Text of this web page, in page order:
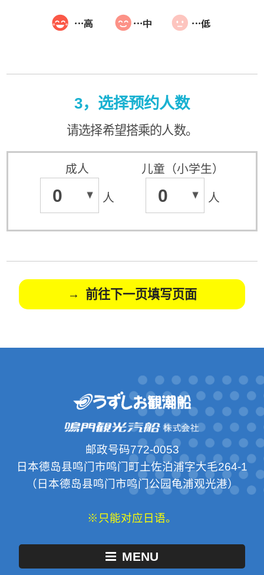
3，选择预约人数
请选择希望搭乘的人数。
成人
0 人
儿童（小学生）
0 人
前往下一页填写页面
邮政号码772-0053
日本德岛县鸣门市鸣门町土佐泊浦字大毛264-1
（日本德岛县鸣门市鸣门公园龟浦观光港）
※只能对应日语。
MENU